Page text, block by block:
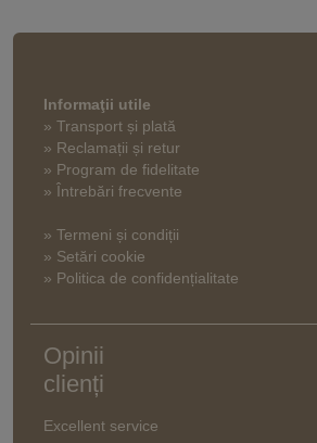
Informaţii utile
» Transport și plată
» Reclamații și retur
» Program de fidelitate
» Întrebări frecvente
» Termeni și condiții
» Setări cookie
» Politica de confidențialitate
Opinii
clienți
Excellent service